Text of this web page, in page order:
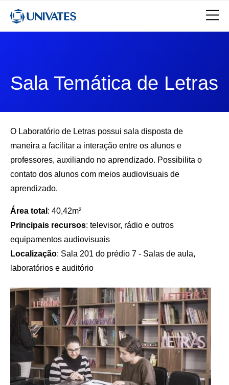
Sala Temática de Letras
O Laboratório de Letras possui sala disposta de
maneira a facilitar a interação entre os alunos e
professores, auxiliando no aprendizado. Possibilita o
contato dos alunos com meios audiovisuais de
aprendizado.
Área total : 40,42m²
Principais recursos: televisor, rádio e outros
equipamentos audiovisuais
Localização: Sala 201 do prédio 7 - Salas de aula,
laboratórios e auditório